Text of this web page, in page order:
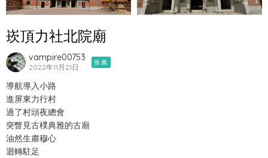
崁頂力社北院廟
vampire00753
2022年11月21日
推薦
導航導入小路
進屏東力行村
過了村頭夜總會
突瞥見古樸典雅的古廟
油然生肅穆心
迴轉駐足